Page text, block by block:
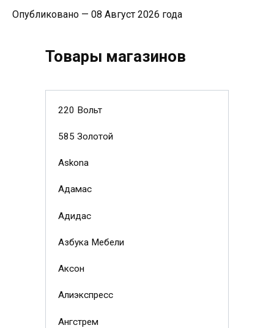
Опубликовано — 08 Август 2026 года
Товары магазинов
220 Вольт
585 Золотой
Askona
Адамас
Адидас
Азбука Мебели
Аксон
Алиэкспресс
Ангстрем